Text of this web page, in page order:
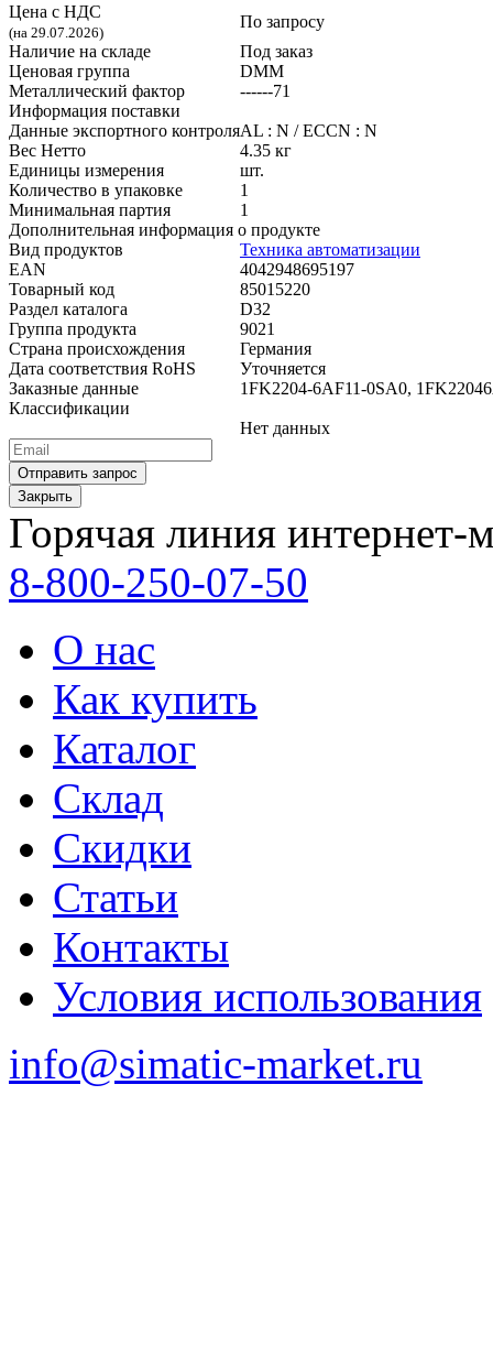
Цена с НДС
(на 29.07.2026)
По запросу
Наличие на складе
Под заказ
Ценовая группа
DMM
Металлический фактор
------71
Информация поставки
Данные экспортного контроляAL : N / ECCN : N
Вес Нетто
4.35 кг
Единицы измерения
шт.
Количество в упаковке
1
Минимальная партия
1
Дополнительная информация о продукте
Вид продуктов
Техника автоматизации
EAN
4042948695197
Товарный код
85015220
Раздел каталога
D32
Группа продукта
9021
Страна происхождения
Германия
Дата соответствия RoHS
Уточняется
Заказные данные
1FK2204-6AF11-0SA0,
Классификации
Нет данных
Закрыть
Горячая линия интернет-
8-800-250-07-50
О нас
Как купить
Каталог
Склад
Скидки
Статьи
Контакты
Условия использования
info@simatic-market.ru